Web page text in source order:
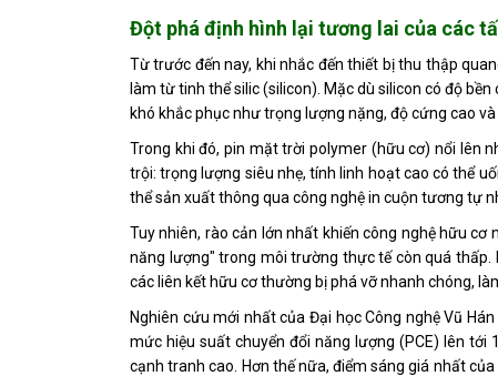
Đột phá định hình lại tương lai của các
Từ trước đến nay, khi nhắc đến thiết bị thu thập
làm từ tinh thể silic (silicon). Mặc dù silicon có độ
khó khắc phục như trọng lượng nặng, độ cứng cao
Trong khi đó, pin mặt trời polymer (hữu cơ) nổi lên
trội: trọng lượng siêu nhẹ, tính linh hoạt cao có thể
thể sản xuất thông qua công nghệ in cuộn tương tự
Tuy nhiên, rào cản lớn nhất khiến công nghệ hữu
năng lượng" trong môi trường thực tế còn quá thấp.
các liên kết hữu cơ thường bị phá vỡ nhanh chóng,
Nghiên cứu mới nhất của Đại học Công nghệ Vũ
mức hiệu suất chuyển đổi năng lượng (PCE) lên
cạnh tranh cao. Hơn thế nữa, điểm sáng giá nhất